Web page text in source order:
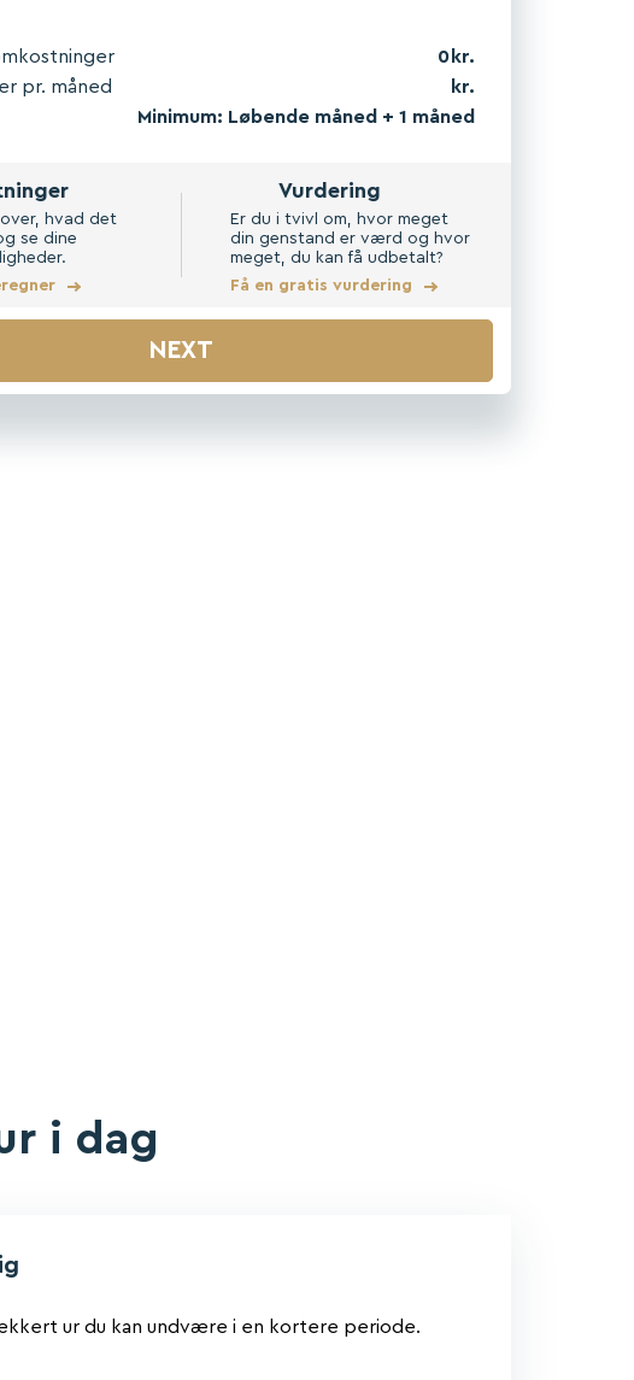
0
pr. måned
Minimum: Løbende måned + 1 måned
hvad det
se dine
Vurdering
Er du i tvivl om, hvor meget
din genstand er værd og hvor
meget, du kan få udbetalt?
Få en gratis vurdering
NEXT
i dag
ur du kan undvære i en kortere periode.